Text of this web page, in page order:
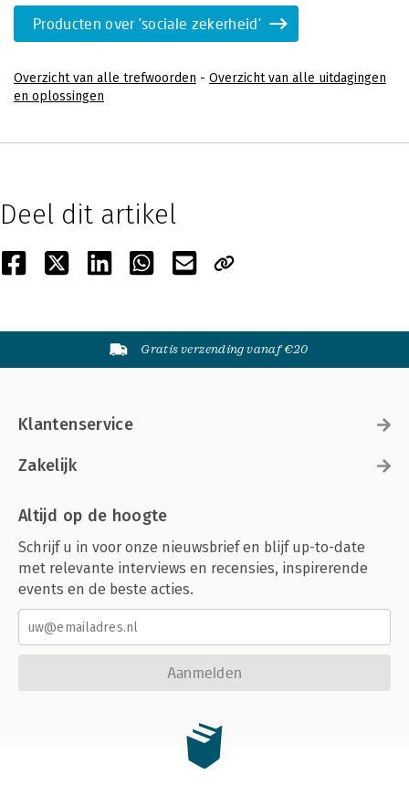
Producten over 'sociale zekerheid'
Overzicht van alle trefwoorden - Overzicht van alle uitdagingen
en oplossingen
Deel dit artikel
Gratis verzending vanaf €20
Klantenservice
Zakelijk
Altijd op de hoogte
Schrijf u in voor onze nieuwsbrief en blijf up-to-date
met relevante interviews en recensies, inspirerende
events en de beste acties.
Aanmelden